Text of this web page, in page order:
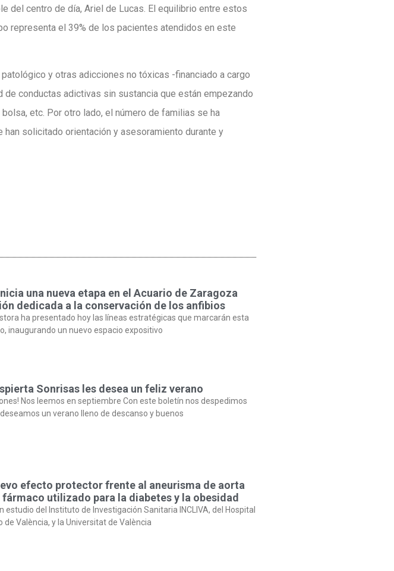
del centro de día, Ariel de Lucas. El equilibrio entre estos
representa el 39% de los pacientes atendidos en este
y otras adicciones no tóxicas -financiado a cargo
conductas adictivas sin sustancia que están empezando
etc. Por otro lado, el número de familias se ha
solicitado orientación y asesoramiento durante y
una nueva etapa en el Acuario de Zaragoza
dedicada a la conservación de los anfibios
ha presentado hoy las líneas estratégicas que marcarán esta
inaugurando un nuevo espacio expositivo
Sonrisas les desea un feliz verano
Nos leemos en septiembre Con este boletín nos despedimos
un verano lleno de descanso y buenos
efecto protector frente al aneurisma de aorta
fármaco utilizado para la diabetes y la obesidad
estudio del Instituto de Investigación Sanitaria INCLIVA, del Hospital
de València, y la Universitat de València